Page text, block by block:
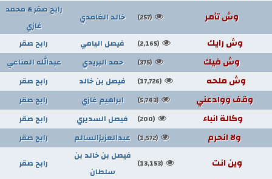
وش تأمر (257) خالد الغامدي
رابح صقر & محمد
غازي
وش رايك (2,165) فيصل اليامي رابح صقر
وش فيك (375) حمد البريدي عبدالله المناعي
وش ملحه (17,726) فيصل بن خالد رابح صقر
وقف ووادعني (5,743) ابراهيم غازي رابح صقر
وكالة انباء (200) فيصل السديري رابح صقر
ولا انحرم (1,572) عبدالعزيزالسالم رابح صقر
وين انت (13,153)
فيصل بن خالد بن
سلطان
رابح صقر